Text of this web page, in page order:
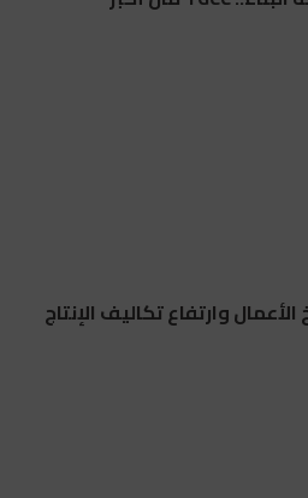
وارتفاع تكاليف الإنتاج